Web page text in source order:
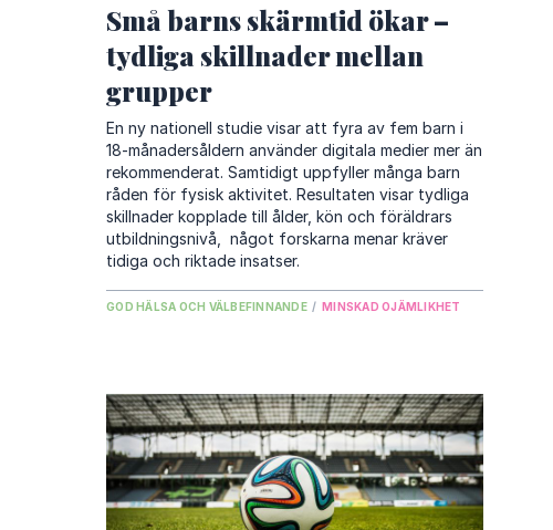
Små barns skärmtid ökar –
tydliga skillnader mellan
grupper
En ny nationell studie visar att fyra av fem barn i
18-månadersåldern använder digitala medier mer än
rekommenderat. Samtidigt uppfyller många barn
råden för fysisk aktivitet. Resultaten visar tydliga
skillnader kopplade till ålder, kön och föräldrars
utbildningsnivå, något forskarna menar kräver
tidiga och riktade insatser.
GOD HÄLSA OCH VÄLBEFINNANDE / MINSKAD OJÄMLIKHET